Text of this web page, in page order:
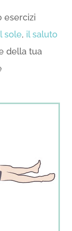
esercizi
sole, il saluto
della tua